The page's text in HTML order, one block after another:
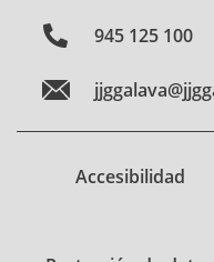
945 125 100
Accesibilidad